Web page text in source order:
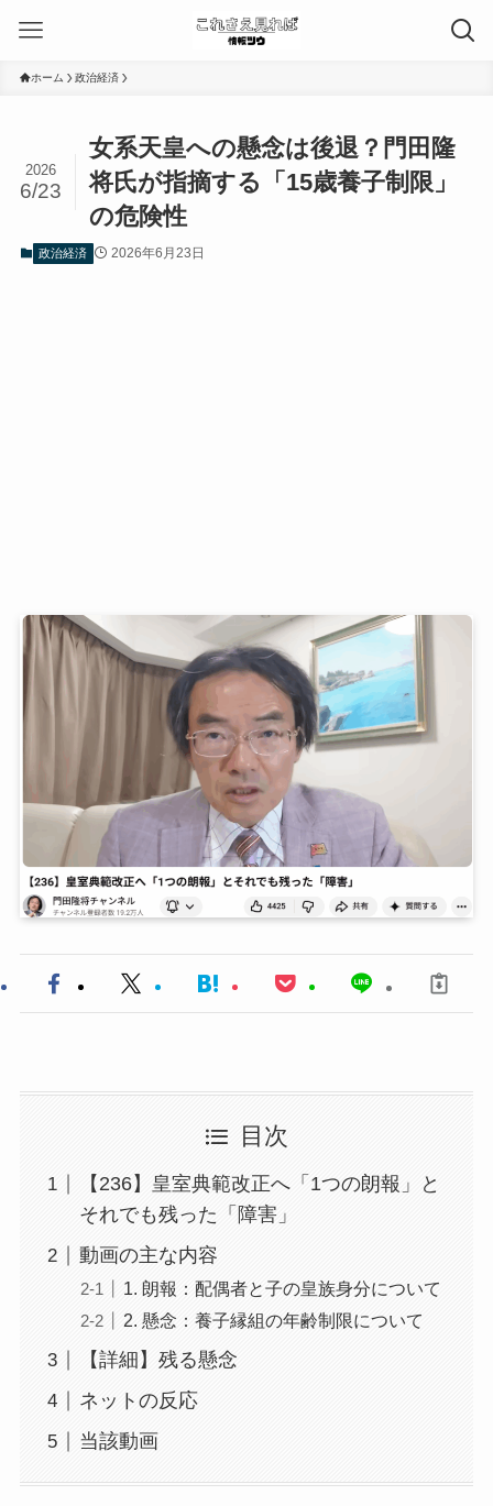
ホーム 政治経済
女系天皇への懸念は後退？門田隆
将氏が指摘する「15歳養子制限」
の危険性
2026
6/23
政治経済 2026年6月23日
目次
【236】皇室典範改正へ「1つの朗報」と
それでも残った「障害」
動画の主な内容
1. 朗報：配偶者と子の皇族身分について
2. 懸念：養子縁組の年齢制限について
【詳細】残る懸念
ネットの反応
当該動画